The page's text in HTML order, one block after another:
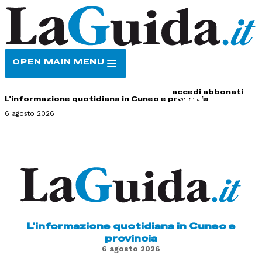
OPEN MAIN MENU
accedi abbonati
L'informazione quotidiana in Cuneo e provincia
6 agosto 2026
L'informazione quotidiana in Cuneo e
provincia
6 agosto 2026